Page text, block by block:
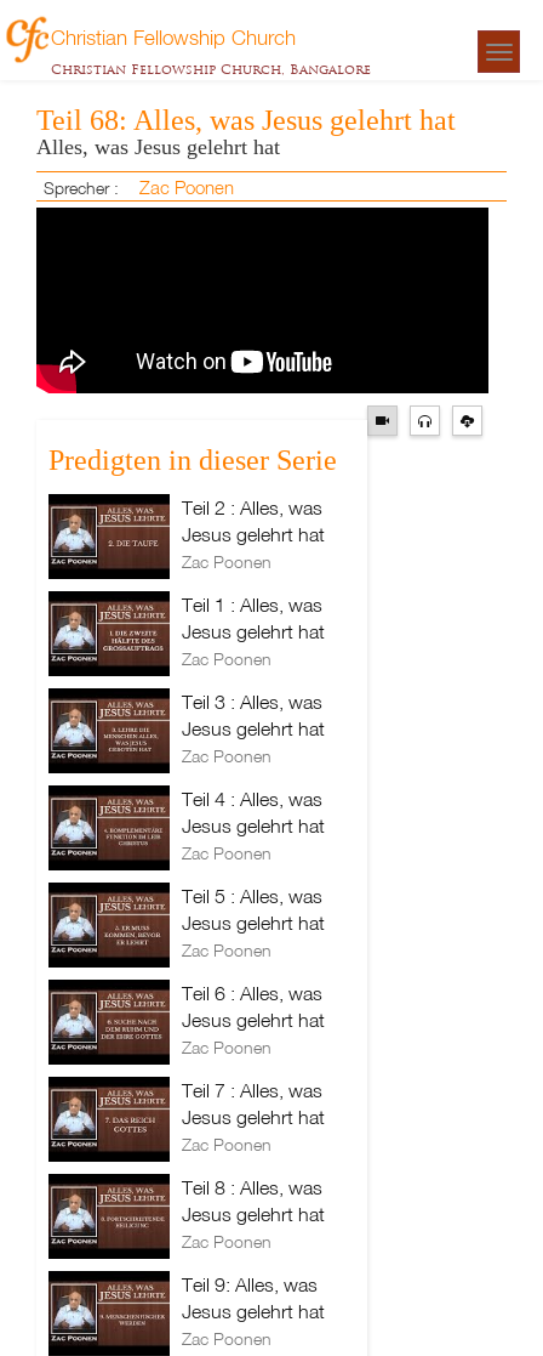
Christian Fellowship Church
Christian Fellowship Church, Bangalore
Teil 68: Alles, was Jesus gelehrt hat
Alles, was Jesus gelehrt hat
Sprecher : Zac Poonen
Predigten in dieser Serie
Teil 2 : Alles, was
Jesus gelehrt hat
Zac Poonen
Teil 1 : Alles, was
Jesus gelehrt hat
Zac Poonen
Teil 3 : Alles, was
Jesus gelehrt hat
Zac Poonen
Teil 4 : Alles, was
Jesus gelehrt hat
Zac Poonen
Teil 5 : Alles, was
Jesus gelehrt hat
Zac Poonen
Teil 6 : Alles, was
Jesus gelehrt hat
Zac Poonen
Teil 7 : Alles, was
Jesus gelehrt hat
Zac Poonen
Teil 8 : Alles, was
Jesus gelehrt hat
Zac Poonen
Teil 9: Alles, was
Jesus gelehrt hat
Zac Poonen